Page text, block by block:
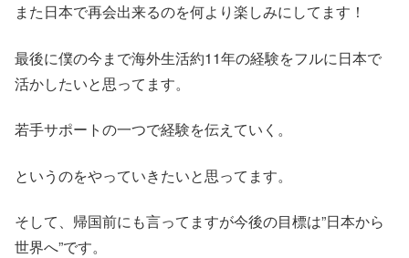
また日本で再会出来るのを何より楽しみにしてます！
最後に僕の今まで海外生活約11年の経験をフルに日本で
活かしたいと思ってます。
若手サポートの一つで経験を伝えていく。
というのをやっていきたいと思ってます。
そして、帰国前にも言ってますが今後の目標は”日本から
世界へ”です。